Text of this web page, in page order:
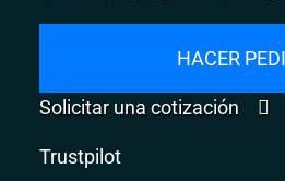
HACER
Solicitar una cotización
Trustpilot